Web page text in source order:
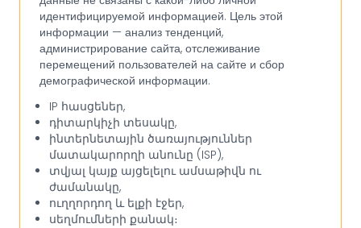
идентифицируемой информацией. Цель этой
информации — анализ тенденций,
администрирование сайта, отслеживание
перемещений пользователей на сайте и сбор
демографической информации.
IP հասցեներ,
դիտարկիչի տեսակը,
ինտերնետային ծառայություններ
մատակարորղի անունը (ISP),
տվյալ կայք այցելելու ամսաթիվն ու
ժամանակը,
ուղղորդող և ելքի էջեր,
սեղմումների քանակ։